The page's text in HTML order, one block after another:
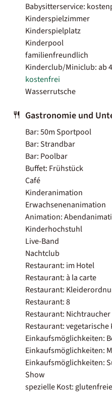
Babysitterservice:
Kinderspielzimmer
Kinderspielplatz
Kinderpool
familienfreundlich
Kinderclub/Miniclub: ab
kostenfrei
Wasserrutsche
Gastronomie und
Bar: 50m Sportpool
Bar: Strandbar
Bar: Poolbar
Buffet: Frühstück
Café
Kinderanimation
Erwachsenenanimation
Animation:
Kinderhochstuhl
Live-Band
Nachtclub
Restaurant: im Hotel
Restaurant: à la carte
Restaurant:
Restaurant: 8
Restaurant: Nichtraucher
Restaurant: vegetarische
Einkaufsmöglichkeiten:
Einkaufsmöglichkeiten:
Einkaufsmöglichkeiten:
Show
spezielle Kost: